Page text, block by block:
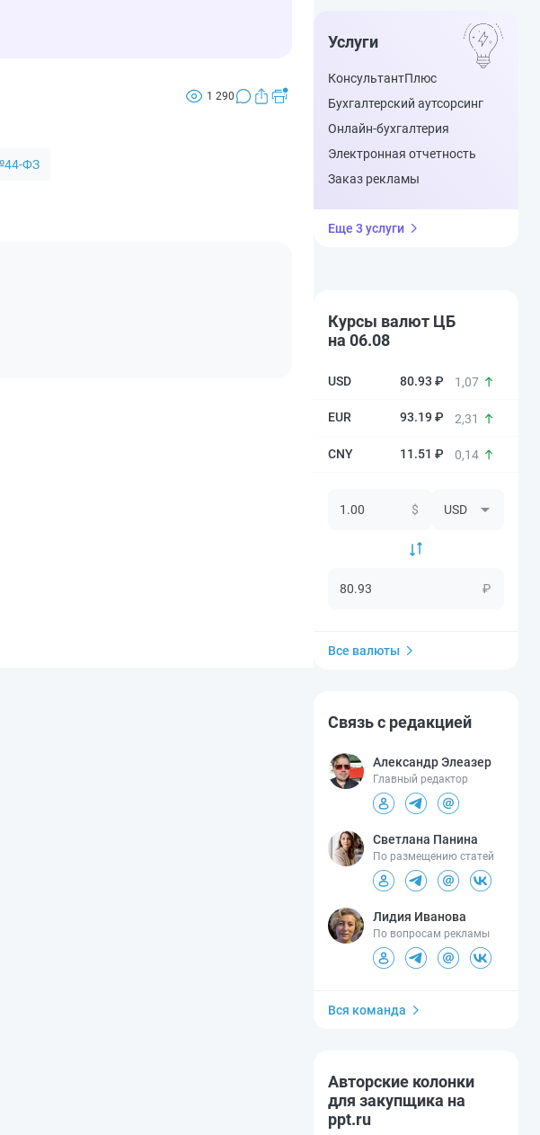
1 290
ФЗ
Услуги
КонсультантПлюс
Бухгалтерский аутсорсинг
Онлайн-бухгалтерия
Электронная отчетность
Заказ рекламы
Еще 3 услуги
Курсы валют ЦБ
на 06.08
80.93 ₽ 1,07
93.19 ₽ 2,31
11.51 ₽ 0,14
$
₽
Все валюты
Связь с редакцией
Александр Элеазер
Главный редактор
Светлана Панина
По размещению статей
Лидия Иванова
По вопросам рекламы
Вся команда
Авторские колонки
для закупщика на
ppt.ru